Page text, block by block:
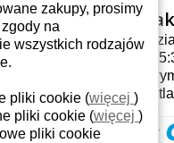
7:00 -
zakupy, prosimy
na
wszystkich rodzajów
pliki cookie (więcej )
pliki cookie (więcej )
pliki cookie